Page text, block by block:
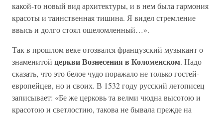
какой-то новый вид архитектуры, и в нем была гармония
красоты и таинственная тишина. Я видел стремление
ввысь и долго стоял ошеломленный…».
Так в прошлом веке отозвался французский музыкант о
знаменитой церкви Вознесения в Коломенском. Надо
сказать, что это белое чудо поражало не только гостей-
европейцев, но и своих. В 1532 году русский летописец
записывает: «Бе же церковь та велми чюдна высотою и
красотою и светлостию, такова не бывала прежде на